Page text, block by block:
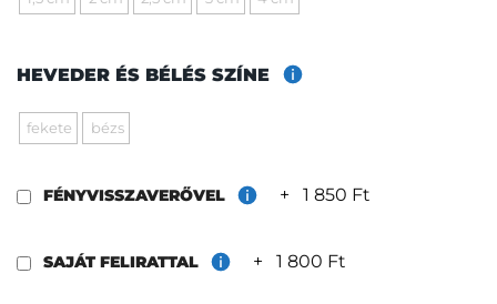
HEVEDER ÉS BÉLÉS SZÍNE
fekete bézs
FÉNYVISSZAVERŐVEL + 1 850 Ft
SAJÁT FELIRATTAL + 1 800 Ft